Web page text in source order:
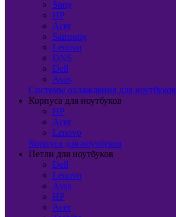
Sony
HP
Acer
Samsung
Lenovo
DNS
Dell
Asus
Системы охлаждения для ноутбуков
Корпуса для ноутбуков
HP
Acer
Lenovo
Корпуса для ноутбуков
Петли для ноутбуков
Dell
Lenovo
Asus
HP
Acer